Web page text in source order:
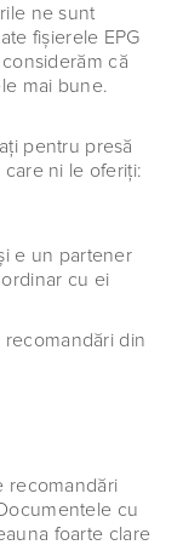
ne sunt
fişierele EPG
că
mai bune.
pentru presă
ni le oferiţi:
e un partener
cu ei
din
recomandări
cu
foarte clare